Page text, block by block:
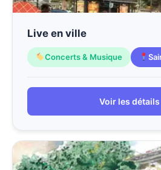
Live en ville
Concerts & Musique
Voir les détails